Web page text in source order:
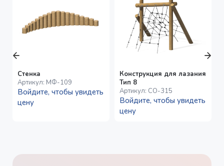
Стенка
Артикул: МФ-109
Войдите, чтобы увидеть
цену
Конструкция для лазания
Тип 8
Артикул: СО-315
Войдите, чтобы увидеть
цену